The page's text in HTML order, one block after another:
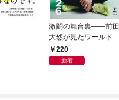
激闘の舞台裏――前田
大然が見たワールドカ
ップ2026
220
新着